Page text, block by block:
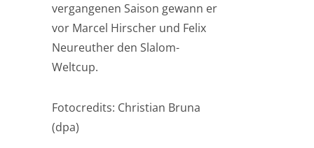
vergangenen Saison gewann er
vor Marcel Hirscher und Felix
Neureuther den Slalom-
Weltcup.
Fotocredits: Christian Bruna
(dpa)